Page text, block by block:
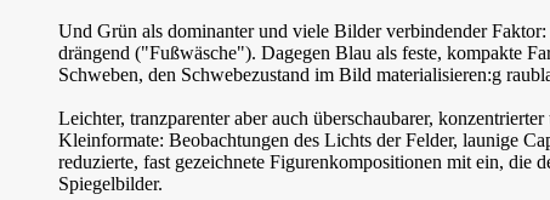
Und Grün als dominanter und viele Bilder verbindender
drängend ("Fußwäsche"). Dagegen Blau als feste, kompakte
Schweben, den Schwebezustand im Bild materialisieren:g
Leichter, tranzparenter aber auch überschaubarer,
Kleinformate: Beobachtungen des Lichts der Felder, launige
reduzierte, fast gezeichnete Figurenkompositionen mit ein, die
Spiegelbilder.